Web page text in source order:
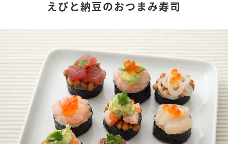
商品情報
調味酢
お酢ドリンク ぽん酢
新商品一覧
キャンペーン情報
ブランド・スペシャルサイト
ブランド・スペシャルサイト トップ
えびと納豆のおつまみ寿司